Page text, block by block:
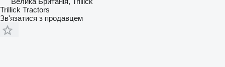
Trillick Tractors
Зв'язатися з продавцем